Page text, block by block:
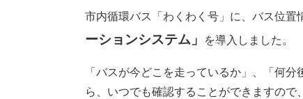
市内循環バス「わくわく号」に、バス位
ーションシステム」
を導入しました。
「バスが今どこを走っているか」、「何
ら、いつでも確認することができますので